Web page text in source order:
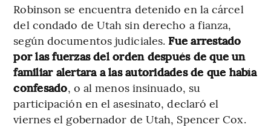
Robinson se encuentra detenido en la cárcel
del condado de Utah sin derecho a fianza,
según documentos judiciales. Fue arrestado
por las fuerzas del orden después de que un
familiar alertara a las autoridades de que había
confesado, o al menos insinuado, su
participación en el asesinato, declaró el
viernes el gobernador de Utah, Spencer Cox.